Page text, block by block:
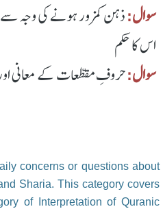
سوال:ذہن کمزور ہونے کی وجہ
اس کا حکم
سوال:حروفِ مقطّعات کے معانی
concerns or questions about
Sharia. This category covers
of Interpretation of Quranic